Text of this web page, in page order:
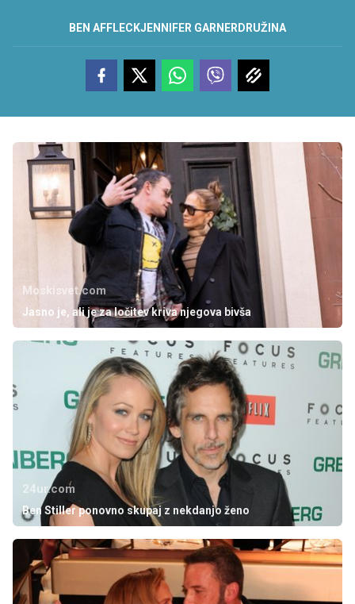
BEN AFFLECKJENNIFER GARNER DRUŽINA
Moskisvet.com
Jasno je, ali je za ločitev kriva njegova bivša
24ur.com
Ben Stiller ponovno skupaj z nekdanjo ženo